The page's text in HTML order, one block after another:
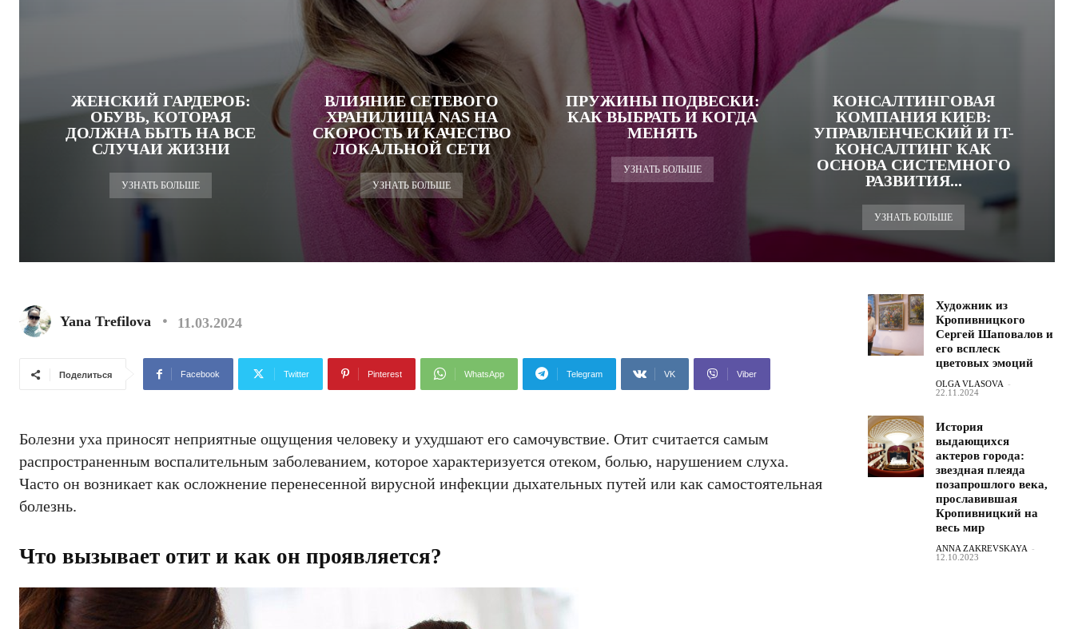
ЖЕНСКИЙ ГАРДЕРОБ:
ОБУВЬ, КОТОРАЯ
ДОЛЖНА БЫТЬ НА ВСЕ
СЛУЧАИ ЖИЗНИ
УЗНАТЬ БОЛЬШЕ
ВЛИЯНИЕ СЕТЕВОГО
ХРАНИЛИЩА NAS НА
СКОРОСТЬ И КАЧЕСТВО
ЛОКАЛЬНОЙ СЕТИ
УЗНАТЬ БОЛЬШЕ
ПРУЖИНЫ ПОДВЕСКИ:
КАК ВЫБРАТЬ И КОГДА
МЕНЯТЬ
УЗНАТЬ БОЛЬШЕ
КОНСАЛТИНГОВАЯ
КОМПАНИЯ КИЕВ:
УПРАВЛЕНЧЕСКИЙ И IT-
КОНСАЛТИНГ КАК
ОСНОВА СИСТЕМНОГО
РАЗВИТИЯ...
УЗНАТЬ БОЛЬШЕ
Yana Trefilova 11.03.2024
Поделиться Facebook Twitter Pinterest WhatsApp Telegram VK Viber
Болезни уха приносят неприятные ощущения человеку и ухудшают его самочувствие. Отит считается самым
распространенным воспалительным заболеванием, которое характеризуется отеком, болью, нарушением слуха.
Часто он возникает как осложнение перенесенной вирусной инфекции дыхательных путей или как самостоятельная
болезнь.
Что вызывает отит и как он проявляется?
Художник из
Кропивницкого
Сергей Шаповалов и
его всплеск
цветовых эмоций
OLGA VLASOVA -
22.11.2024
История
выдающихся
актеров города:
звездная плеяда
позапрошлого века,
прославившая
Кропивницкий на
весь мир
ANNA ZAKREVSKAYA -
12.10.2023